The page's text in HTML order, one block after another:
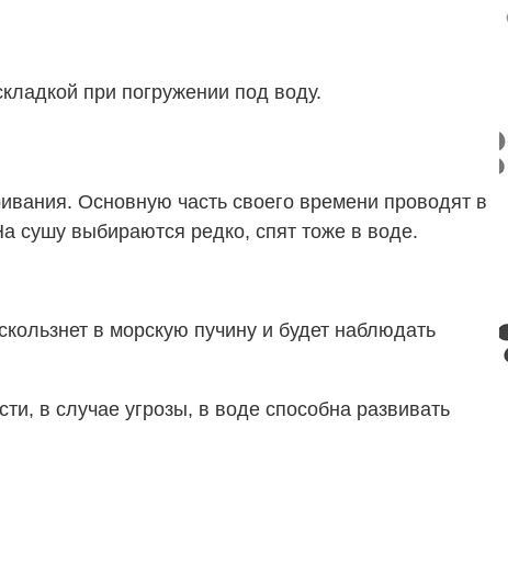
при погружении под воду.
Основную часть своего времени проводят в
сушу выбираются редко, спят тоже в воде.
в морскую пучину и будет наблюдать
в случае угрозы, в воде способна развивать